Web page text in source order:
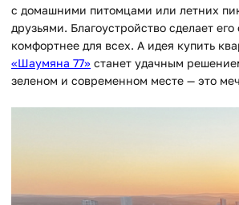
с домашними питомцами или летних
друзьями. Благоустройство сделает
комфортнее для всех. А идея купить
«Шаумяна 77» станет удачным
зеленом и современном месте — это